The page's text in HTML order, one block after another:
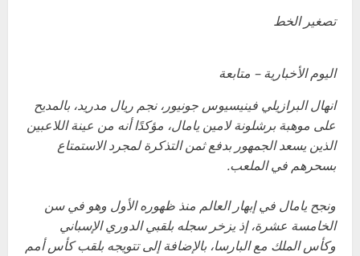
تصغير الخط
اليوم الأخبارية – متابعة
انهال البرازيلي فينيسيوس جونيور، نجم ريال مدريد، بالمديح
على موهبة برشلونة لامين يامال، مؤكدًا أنه من عينة اللاعبين
الذين يسعد الجمهور بدفع ثمن التذكرة لمجرد الاستمتاع
بسحرهم في الملعب.
ونجح يامال في إبهار العالم منذ ظهوره الأول وهو في سن
الخامسة عشرة، إذ يزخر سجله بلقبي الدوري الإسباني
وكأس الملك مع البارسا، بالإضافة إلى تتويجه بلقب كأس أمم